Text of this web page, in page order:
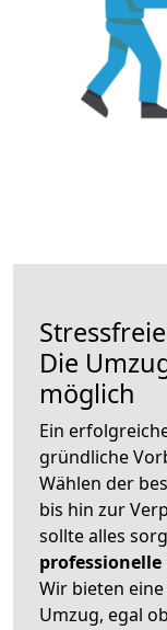
Die
möglich
Ein
gründliche
Wählen der
bis hin zur
sollte alles
Wir bieten
Umzug, egal